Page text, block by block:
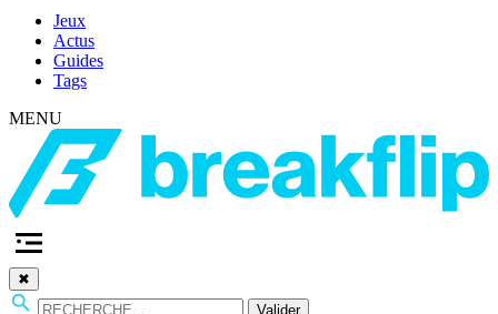
Jeux
Actus
Guides
Tags
MENU
✖
Valider